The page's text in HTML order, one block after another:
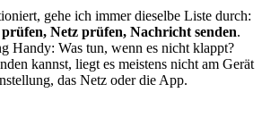
gehe ich immer dieselbe Liste durch:
Netz prüfen, Nachricht senden.
Handy: Was tun, wenn es nicht klappt?
kannst, liegt es meistens nicht am Gerät
das Netz oder die App.